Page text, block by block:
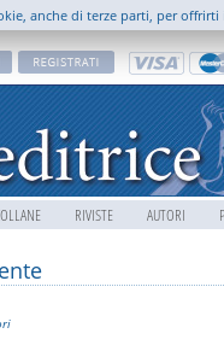
RIVISTE AUTORI
anche di terze parti, per